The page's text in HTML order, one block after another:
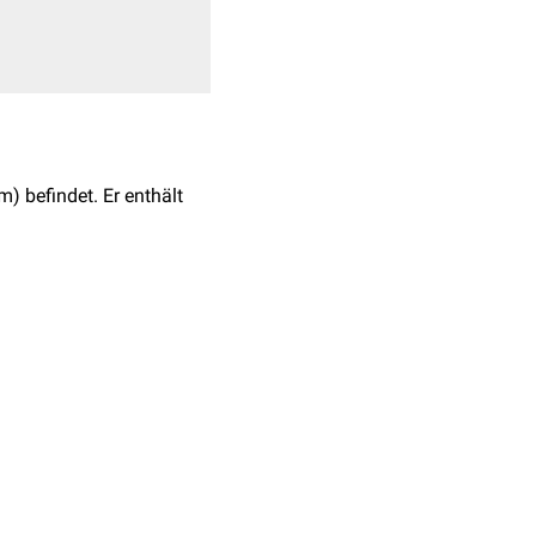
befindet. Er enthält
Diese kann dann als